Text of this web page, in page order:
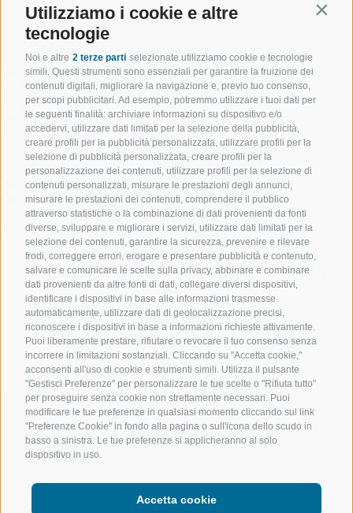
Utilizziamo i cookie e altre
tecnologie
Noi e altre 2 terze parti selezionate utilizziamo cookie e tecnologie
simili. Questi strumenti sono essenziali per garantire la fruizione dei
contenuti digitali, migliorare la navigazione e, previo tuo consenso,
per scopi pubblicitari. Ad esempio, potremmo utilizzare i tuoi dati per
le seguenti finalità: archiviare informazioni su dispositivo e/o
accedervi, utilizzare dati limitati per la selezione della pubblicità,
creare profili per la pubblicità personalizzata, utilizzare profili per la
selezione di pubblicità personalizzata, creare profili per la
personalizzazione dei contenuti, utilizzare profili per la selezione di
contenuti personalizzati, misurare le prestazioni degli annunci,
misurare le prestazioni dei contenuti, comprendere il pubblico
attraverso statistiche o la combinazione di dati provenienti da fonti
diverse, sviluppare e migliorare i servizi, utilizzare dati limitati per la
selezione dei contenuti, garantire la sicurezza, prevenire e rilevare
frodi, correggere errori, erogare e presentare pubblicità e contenuto,
salvare e comunicare le scelte sulla privacy, abbinare e combinare
dati provenienti da altre fonti di dati, collegare diversi dispositivi,
identificare i dispositivi in base alle informazioni trasmesse
automaticamente, utilizzare dati di geolocalizzazione precisi,
riconoscere i dispositivi in base a informazioni richieste attivamente.
Puoi liberamente prestare, rifiutare o revocare il tuo consenso senza
incorrere in limitazioni sostanziali. Cliccando su "Accetta cookie,"
acconsenti all'uso di cookie e strumenti simili. Utilizza il pulsante
"Gestisci Preferenze" per personalizzare le tue scelte o "Rifiuta tutto"
per proseguire senza cookie non strettamente necessari. Puoi
modificare le tue preferenze in qualsiasi momento cliccando sul link
"Preferenze Cookie" in fondo alla pagina o sull'icona dello scudo in
basso a sinistra. Le tue preferenze si applicheranno al solo
dispositivo in uso.
Accetta cookie
CONTATTATECI
Sollevatec Srl• Z.I. Förche 20 • 39040Sciaves(BZ)
T:+39 0472268370
info@sollevatec.it
Credits CGV Mappa del sito
Newsletter
Cookie Policy
Privacy